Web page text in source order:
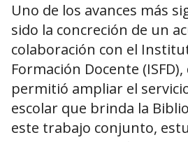
Uno de los avances más
sido la concreción de un
colaboración con el
Formación Docente (ISFD),
permitió ampliar el
escolar que brinda la
este trabajo conjunto,